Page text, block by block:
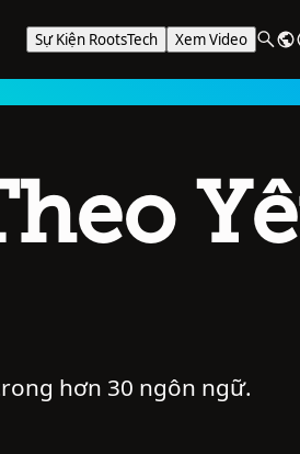
Sự Kiện RootsTech Xem Video
hơn 30 ngôn ngữ.